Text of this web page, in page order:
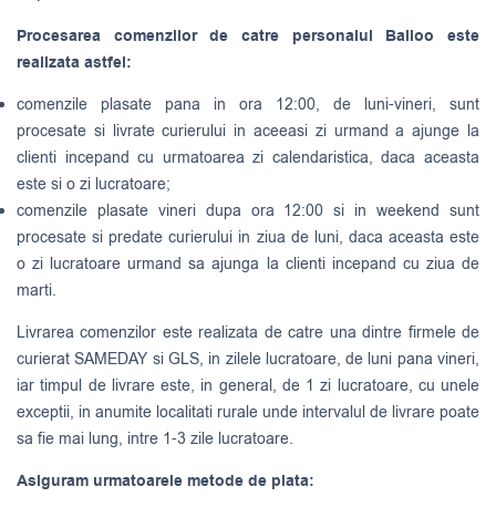
Procesarea comenzilor de catre personalul Balloo este
realizata astfel:
comenzile plasate pana in ora 12:00, de luni-vineri, sunt
procesate si livrate curierului in aceeasi zi urmand a ajunge la
clienti incepand cu urmatoarea zi calendaristica, daca aceasta
este si o zi lucratoare;
comenzile plasate vineri dupa ora 12:00 si in weekend sunt
procesate si predate curierului in ziua de luni, daca aceasta este
o zi lucratoare urmand sa ajunga la clienti incepand cu ziua de
marti.
Livrarea comenzilor este realizata de catre una dintre firmele de
curieratSAMEDAY si GLS, in zilele lucratoare, de luni pana vineri,
iar timpul de livrare este, in general, de 1 zi lucratoare, cu unele
exceptii, in anumite localitati rurale unde intervalul de livrare poate
sa fie mai lung, intre 1-3 zile lucratoare.
Asiguram urmatoarele metode de plata: